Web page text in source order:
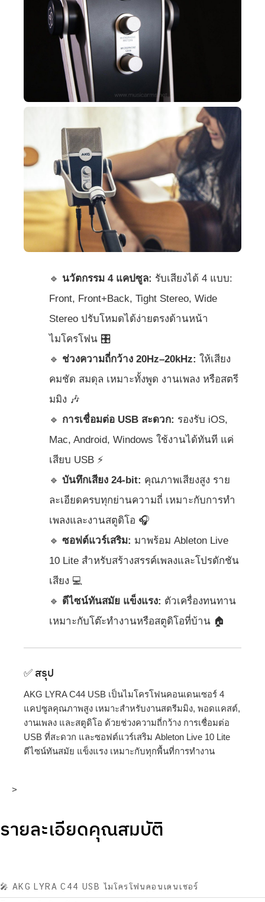
🔹 นวัตกรรม 4 แคปซูล: รับเสียงได้ 4 แบบ:
Front, Front+Back, Tight Stereo, Wide
Stereo ปรับโหมดได้ง่ายตรงด้านหน้า
ไมโครโฟน 🎛️
🔹 ช่วงความถี่กว้าง 20Hz–20kHz: ให้เสียง
คมชัด สมดุล เหมาะทั้งพูด งานเพลง หรือสตรี
มมิง 🎶
🔹 การเชื่อมต่อ USB สะดวก: รองรับ iOS,
Mac, Android, Windows ใช้งานได้ทันที แค่
เสียบ USB ⚡
🔹 บันทึกเสียง 24-bit: คุณภาพเสียงสูง ราย
ละเอียดครบทุกย่านความถี่ เหมาะกับการทำ
เพลงและงานสตูดิโอ 🎧
🔹 ซอฟต์แวร์เสริม: มาพร้อม Ableton Live
10 Lite สำหรับสร้างสรรค์เพลงและโปรดักชัน
เสียง 💻
🔹 ดีไซน์ทันสมัย แข็งแรง: ตัวเครื่องทนทาน
เหมาะกับโต๊ะทำงานหรือสตูดิโอที่บ้าน 🏠
✅ สรุป
AKG LYRA C44 USB เป็นไมโครโฟนคอนเดนเซอร์ 4
แคปซูลคุณภาพสูง เหมาะสำหรับงานสตรีมมิง, พอดแคสต์,
งานเพลง และสตูดิโอ ด้วยช่วงความถี่กว้าง การเชื่อมต่อ
USB ที่สะดวก และซอฟต์แวร์เสริม Ableton Live 10 Lite
ดีไซน์ทันสมัย แข็งแรง เหมาะกับทุกพื้นที่การทำงาน
>
รายละเอียดคุณสมบัติ
🎤 AKG LYRA C44 USB ไมโครโฟนคอนเดนเซอร์